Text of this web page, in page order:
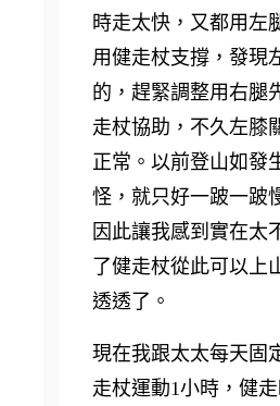
時走太快，又都用左
用健走杖支撐，發現
的，趕緊調整用右腿
走杖協助，不久左膝
正常。以前登山如發
怪，就只好一跛一跛
因此讓我感到實在太
了健走杖從此可以上
透透了。
現在我跟太太每天固
走杖運動1小時，健